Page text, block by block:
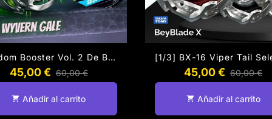
Random Booster Vol. 2 De BeyBlade X [Aleatorio 1/6) (Posibilidad De Conseguir A Wyvern Gale) [BeyBlade Takara Tomy] (Pre-Venta Diciembre)
45,00 € 60,00 €
shopping_cart Añadir al carrito
45,00 € 60,00 €
shopping_cart Añadir al carrito